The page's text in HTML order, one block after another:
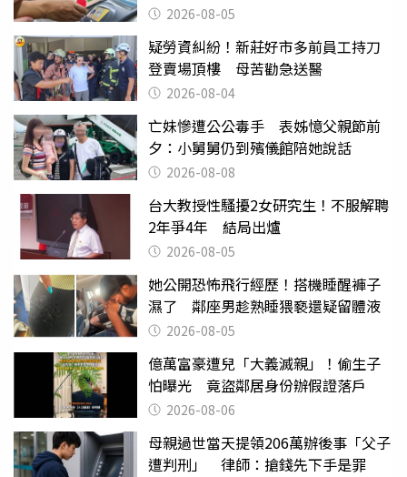
2026-08-05
疑勞資糾紛！新莊好市多前員工持刀
登賣場頂樓 母苦勸急送醫
2026-08-04
亡妹慘遭公公毒手 表姊憶父親節前
夕：小舅舅仍到殯儀館陪她說話
2026-08-08
台大教授性騷擾2女研究生！不服解聘
2年爭4年 結局出爐
2026-08-05
她公開恐怖飛行經歷！搭機睡醒褲子
濕了 鄰座男趁熟睡猥褻還疑留體液
2026-08-05
億萬富豪遭兒「大義滅親」！偷生子
怕曝光 竟盜鄰居身份辦假證落戶
2026-08-06
母親過世當天提領206萬辦後事「父子
遭判刑」 律師：搶錢先下手是罪